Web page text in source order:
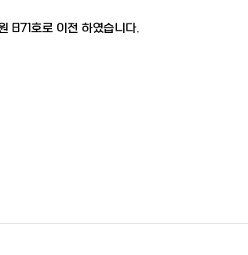
871호로 이전 하였습니다.